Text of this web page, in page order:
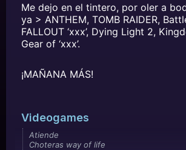
Me dejo en el tintero, por oler a
ya > ANTHEM, TOMB RAIDER,
FALLOUT ‘xxx’, Dying Light 2,
Gear of ‘xxx’.
¡MAÑANA MÁS!
Videogames
Atiende
Choteras way of life